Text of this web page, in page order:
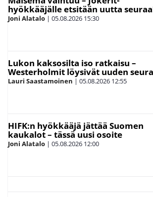
hyökkääjälle etsitään uutta
Joni Alatalo | 05.08.2026 15:30
Lukon kaksosilta iso ratkaisu –
Westerholmit löysivät uuden
Lauri Saastamoinen | 05.08.2026 12:55
HIFK:n hyökkääjä jättää Suomen
kaukalot – tässä uusi osoite
Joni Alatalo | 05.08.2026 12:00